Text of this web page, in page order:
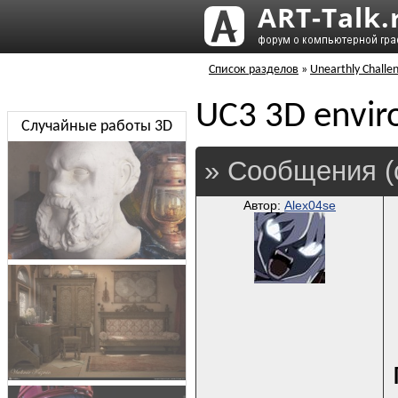
Список разделов » Unearthly
UC3 3D
» Сообщения
Автор: Alex04se
Случайные работы 3D